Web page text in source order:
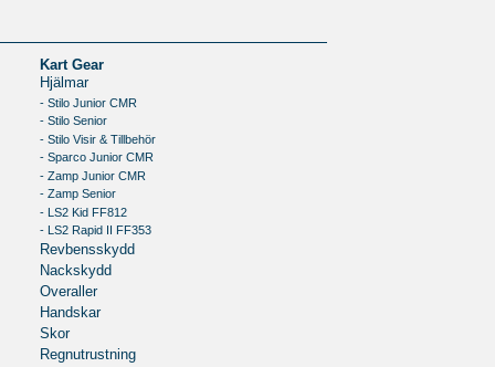
Kart Gear
Hjälmar
- Stilo Junior CMR
- Stilo Senior
- Stilo Visir & Tillbehör
- Sparco Junior CMR
- Zamp Junior CMR
- Zamp Senior
- LS2 Kid FF812
- LS2 Rapid II FF353
Revbensskydd
Nackskydd
Overaller
Handskar
Skor
Regnutrustning